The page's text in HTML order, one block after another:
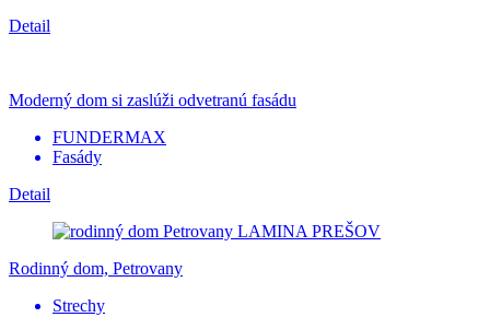
Detail
Moderný dom si zaslúži odvetranú fasádu
FUNDERMAX
Fasády
Detail
Rodinný dom, Petrovany
Strechy